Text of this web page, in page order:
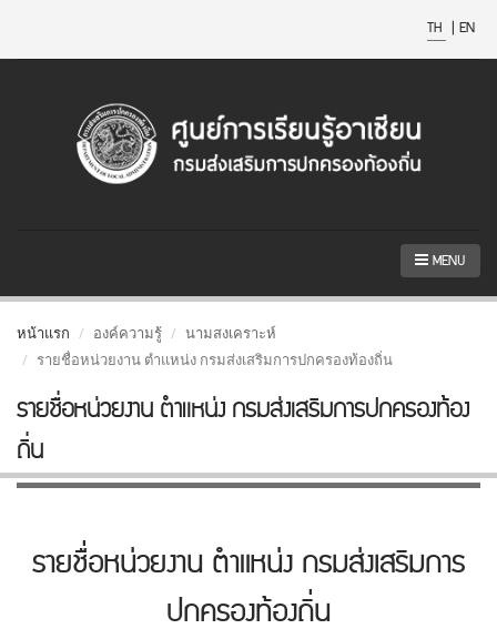
TH | EN
MENU
หน้าแรก องค์ความรู้
นามสงเคราะห์
รายชื่อหน่วยงาน ตำแหน่ง กรมส่งเสริมการปกครองท้องถิ่น
รายชื่อหน่วยงาน ตำแหน่ง กรมส่งเสริมการปกครองท้อง
ถิ่น
รายชื่อหน่วยงาน ตำแหน่ง กรมส่งเสริมการ
ปกครองท้องถิ่น